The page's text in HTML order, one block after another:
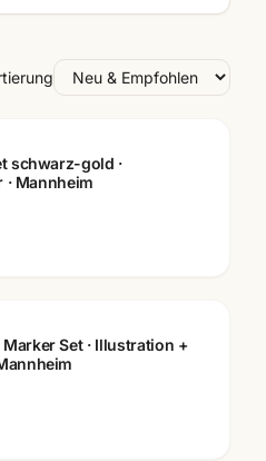
schwarz-gold ·
Mannheim
Set · Illustration +